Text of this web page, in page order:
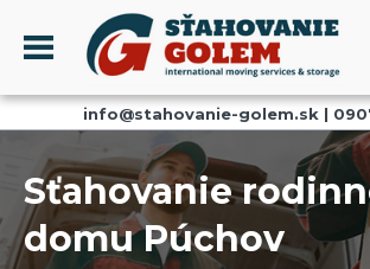
Menu
PROFIL
SŤAHOVANIE - SŤAHOVACIE SLUŽBY
DOPRAVA - DOPRAVNÉ SLUŽBY
AKCIE A ZĽAVY
info@stahovanie-golem.sk |
Sťahovanie
domu Púchov